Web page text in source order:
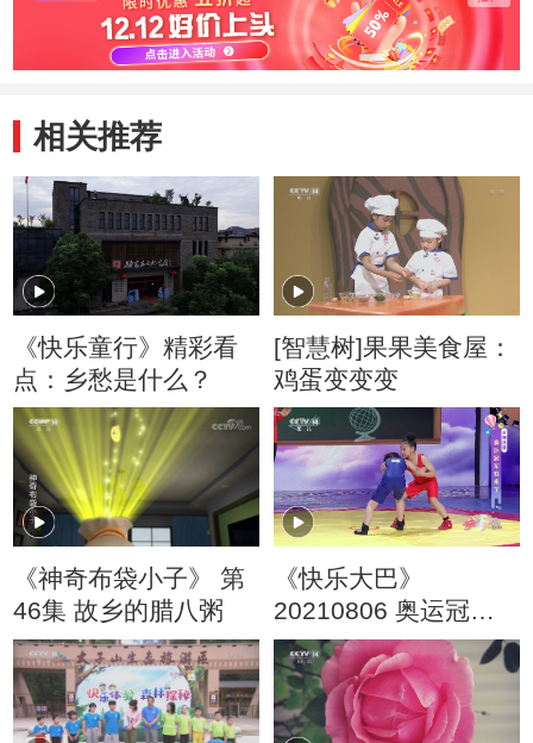
忙碌的早晨开始
相关推荐
《快乐童行》精彩看
点：乡愁是什么？
[智慧树]果果美食屋：
鸡蛋变变变
《神奇布袋小子》 第
46集 故乡的腊八粥
《快乐大巴》
20210806 奥运冠军
我来了